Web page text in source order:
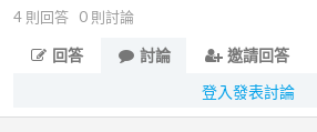
4 則回答 0 則討論
回答
討論 邀請回答
登入發表討論